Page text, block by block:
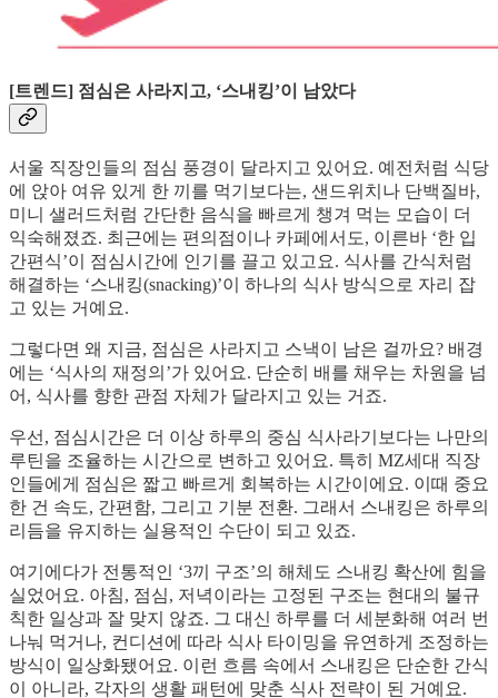
[트렌드] 점심은 사라지고, ‘스내킹’이 남았다
서울 직장인들의 점심 풍경이 달라지고 있어요. 예전처럼 식당
에 앉아 여유 있게 한 끼를 먹기보다는, 샌드위치나 단백질바,
미니 샐러드처럼 간단한 음식을 빠르게 챙겨 먹는 모습이 더
익숙해졌죠. 최근에는 편의점이나 카페에서도, 이른바 ‘한 입
간편식’이 점심시간에 인기를 끌고 있고요. 식사를 간식처럼
해결하는 ‘스내킹(snacking)’이 하나의 식사 방식으로 자리 잡
고 있는 거예요.
그렇다면 왜 지금, 점심은 사라지고 스낵이 남은 걸까요? 배경
에는 ‘식사의 재정의’가 있어요. 단순히 배를 채우는 차원을 넘
어, 식사를 향한 관점 자체가 달라지고 있는 거죠.
우선, 점심시간은 더 이상 하루의 중심 식사라기보다는 나만의
루틴을 조율하는 시간으로 변하고 있어요. 특히 MZ세대 직장
인들에게 점심은 짧고 빠르게 회복하는 시간이에요. 이때 중요
한 건 속도, 간편함, 그리고 기분 전환. 그래서 스내킹은 하루의
리듬을 유지하는 실용적인 수단이 되고 있죠.
여기에다가 전통적인 ‘3끼 구조’의 해체도 스내킹 확산에 힘을
실었어요. 아침, 점심, 저녁이라는 고정된 구조는 현대의 불규
칙한 일상과 잘 맞지 않죠. 그 대신 하루를 더 세분화해 여러 번
나눠 먹거나, 컨디션에 따라 식사 타이밍을 유연하게 조정하는
방식이 일상화됐어요. 이런 흐름 속에서 스내킹은 단순한 간식
이 아니라, 각자의 생활 패턴에 맞춘 식사 전략이 된 거예요.